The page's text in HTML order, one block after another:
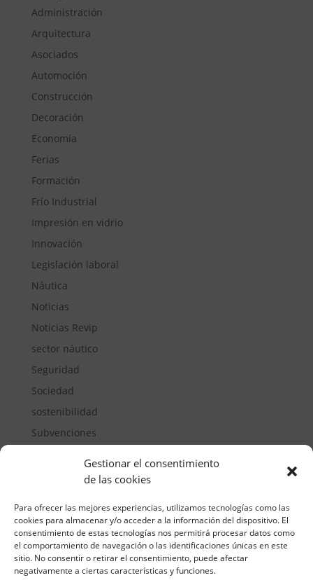
Gestionar el consentimiento
de las cookies
Para ofrecer las mejores experiencias, utilizamos tecnologías como las
cookies para almacenar y/o acceder a la información del dispositivo. El
consentimiento de estas tecnologías nos permitirá procesar datos como
el comportamiento de navegación o las identificaciones únicas en este
sitio. No consentir o retirar el consentimiento, puede afectar
negativamente a ciertas características y funciones.
Administración
Arquitectura
Asociados
Automoción
Construcción
Decoración
Economía
Ferias
Formación
Frío Industrial
Impresión en vidrio
Innovación
Legislación laboral
Náutica
Noticias
Noticias Revip
sector náutico
Seguridad
Sociedad
sostenibilidad
Subvenciones